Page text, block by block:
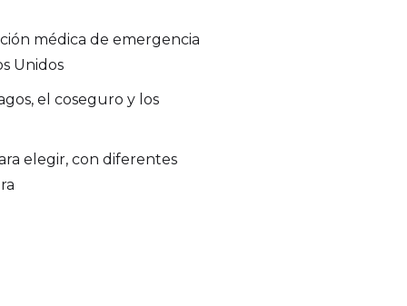
médica de emergencia
Unidos
el coseguro y los
elegir, con diferentes